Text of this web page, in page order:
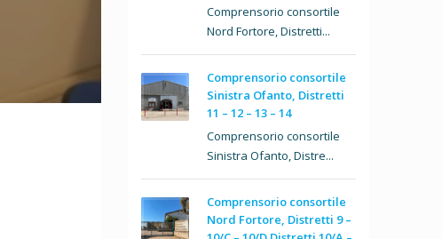
Comprensorio consortile
Nord Fortore, Distretti...
Comprensorio consortile
Sinistra Ofanto, Distretti
11 – 12 – 13 – 14
Comprensorio consortile
Sinistra Ofanto, Distre...
Comprensorio consortile
Nord Fortore, Distretti 9 –